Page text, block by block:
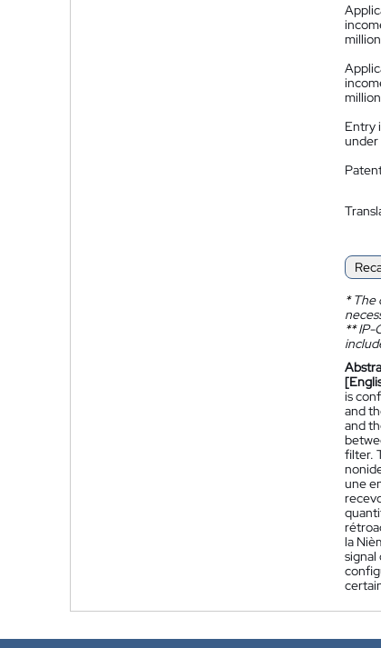
million
million
Entry
under
*The
**IP-
is
and
and
filter.
une
la